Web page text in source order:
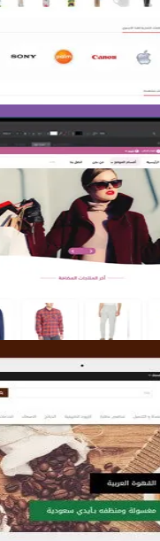
التفاصيل
تصميم متجر القوس
التفاصيل
تصميم متجر الكاجو
التفاصيل